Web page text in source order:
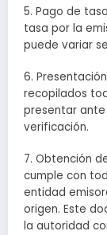
5. Pago de
tasa por la
puede variar
6.
recopilados
presentar
verificación.
7. Obtención
cumple con
entidad
origen. Este
la autoridad